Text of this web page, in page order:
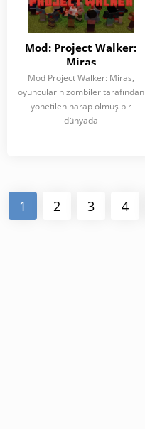
Mod: Project Walker:
Miras
Mod Project Walker: Miras,
oyuncuların zombiler tarafından
yönetilen harap olmuş bir
dünyada
1 2 3 4